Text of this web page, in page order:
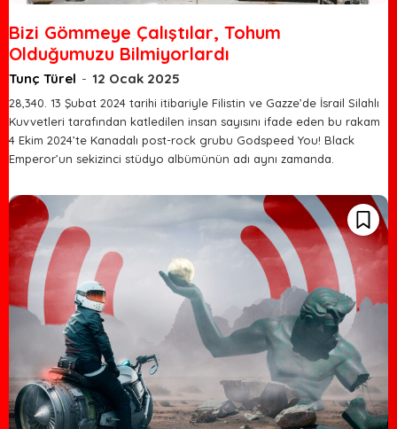
Bizi Gömmeye Çalıştılar, Tohum
Olduğumuzu Bilmiyorlardı
Tunç Türel - 12 Ocak 2025
28,340. 13 Şubat 2024 tarihi itibariyle Filistin ve Gazze’de İsrail Silahlı
Kuvvetleri tarafından katledilen insan sayısını ifade eden bu rakam
4 Ekim 2024’te Kanadalı post-rock grubu Godspeed You! Black
Emperor’un sekizinci stüdyo albümünün adı aynı zamanda.